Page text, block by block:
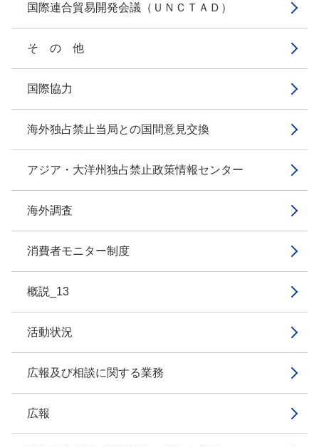
国際連合貿易開発会議（ＵＮＣＴＡＤ）
そ の 他
国際協力
海外独占禁止当局との国間意見交換
アジア・大洋州独占禁止政策情報センター
海外調査
消費者モニター制度
概説_13
活動状況
広報及び相談に関する業務
広報